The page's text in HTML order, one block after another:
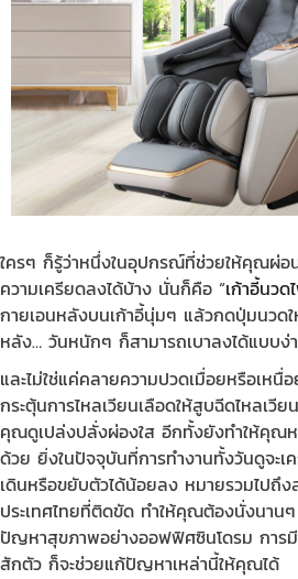
ใครๆ ก็รู้ว่าหนึ่งในอุปกรณ์ที่ช่วยให้คุณผ่อ
ความเครียดลงได้บ้าง นั่นก็คือ “เก้าอี้นวด
กายเอนหลังบนเก้าอี้นุ่มๆ แล้วกดปุ่มนวด
หลัง… วันหนักๆ ก็สามารถเบาลงได้แบบง่
และไม่ใช่แค่คลายความปวดเมื่อยหรือเหนื่
กระตุ้นการไหลเวียนเลือดให้สูบฉีดไหลเวี
คุณดูเปล่งปลั่งผ่องใส อีกทั้งยังทำให้คุณ
ด้วย ยิ่งในปัจจุบันที่การทำงานทั้งวันดูจะ
เดินหรือขยับตัวได้น้อยลง หมายรวมไปถึง
ประเทศไทยที่ติดขัด ทำให้คุณต้องนั่งนาน
ปัญหาสุขภาพอย่างออฟฟิศซินโดรม การมี
สักตัว ก็จะช่วยแก้ปัญหาเหล่านี้ให้คุณได้